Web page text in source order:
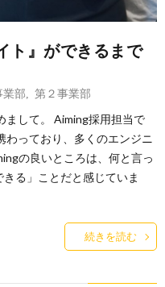
ト』ができるまで
業部 第２事業部
まして。 Aiming採用担当で
わっており、多くのエンジニ
の良いところは、何と言っ
る」ことだと感じていま
続きを読む